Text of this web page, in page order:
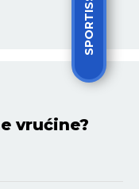
vrućine?